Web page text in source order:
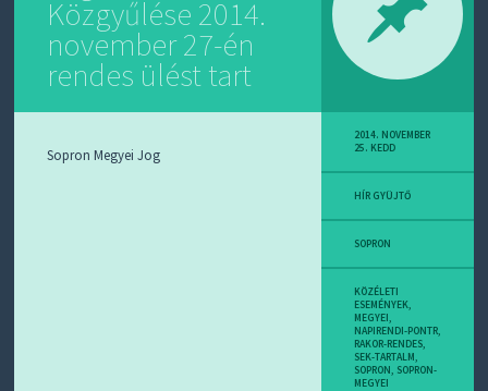
Közgyűlése 2014.
november 27-én
rendes ülést tart
Sopron Megyei Jog
2014. NOVEMBER
25. KEDD
HÍR GYÜJTŐ
SOPRON
KÖZÉLETI
ESEMÉNYEK,
MEGYEI,
NAPIRENDI-PONTR,
RAKOR-RENDES,
SEK-TARTALM,
SOPRON, SOPRON-
MEGYEI